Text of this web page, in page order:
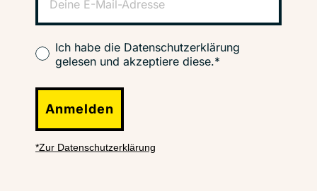
Ich habe die Datenschutzerklärung
gelesen und akzeptiere diese.*
Anmelden
*Zur Datenschutzerklärung